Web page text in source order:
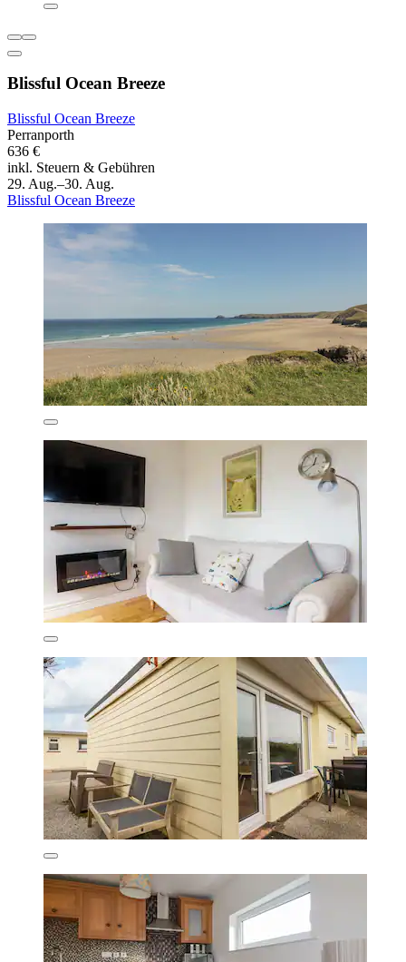
Blissful Ocean Breeze
Blissful Ocean Breeze
Perranporth
636 €
inkl. Steuern & Gebühren
29. Aug.–30. Aug.
Blissful Ocean Breeze